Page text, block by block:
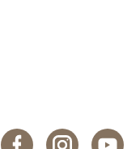
國立臺灣歷史博
國立臺灣